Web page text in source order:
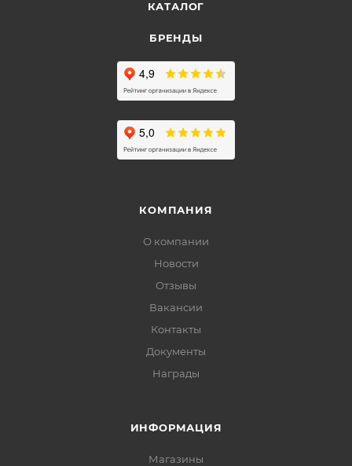
КАТАЛОГ
БРЕНДЫ
КОМПАНИЯ
О компании
Новости
Отзывы
Вакансии
Контакты
Документы
Награды
ИНФОРМАЦИЯ
Магазины